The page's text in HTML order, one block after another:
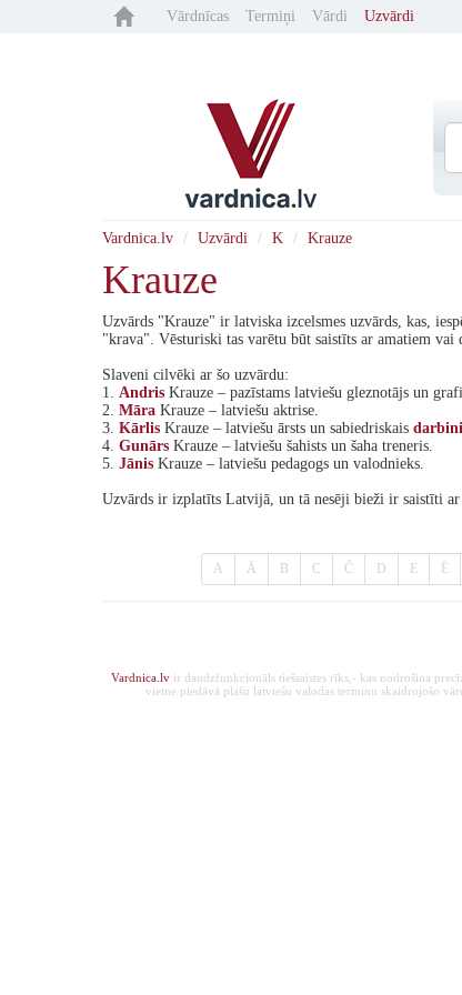
Vārdnīcas Termiņi Vārdi Uzvārdi
Vardnica.lv Uzvārdi K Krauze
Krauze
Uzvārds "Krauze" ir latviska izcelsmes uzvārds, kas,
"krava". Vēsturiski tas varētu būt saistīts ar amatiem vai
Slaveni cilvēki ar šo uzvārdu:
1. Andris Krauze – pazīstams latviešu gleznotājs un
2. Māra Krauze – latviešu aktrise.
3. Kārlis Krauze – latviešu ārsts un sabiedriskais
4. Gunārs Krauze – latviešu šahists un šaha treneris.
5. Jānis Krauze – latviešu pedagogs un valodnieks.
Uzvārds ir izplatīts Latvijā, un tā nesēji bieži ir saistīti
A Ā B C Č D E Ē
Vardnica.lvir daudzfunkcionāls tiešsaistes rīks,- kas nodrošina
vietne piedāvā plašu latviešu valodas terminu skaidrojošo